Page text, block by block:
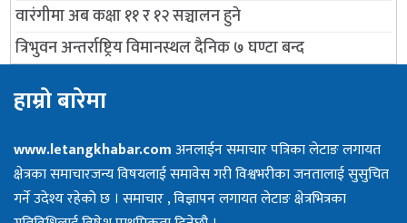
वारंगीमा अब कक्षा ११ र १२ सञ्चालन हुने
त्रिभुवन अन्तर्राष्ट्रिय विमानस्थल दैनिक ७ घण्टा बन्द
हाम्राे बारेमा
www.letangkhabar.comअनलाईन समाचार पत्रिका लेटाङ लगायत
क्षेत्रका समाचारजन्य विषयलाई समावेस गरी विश्वभरीका जनतालाई सुसुचित
गर्ने उदेश्य रहेको छ । समाचार , विज्ञापन लगायत लेटाङ क्षेत्रभित्रका